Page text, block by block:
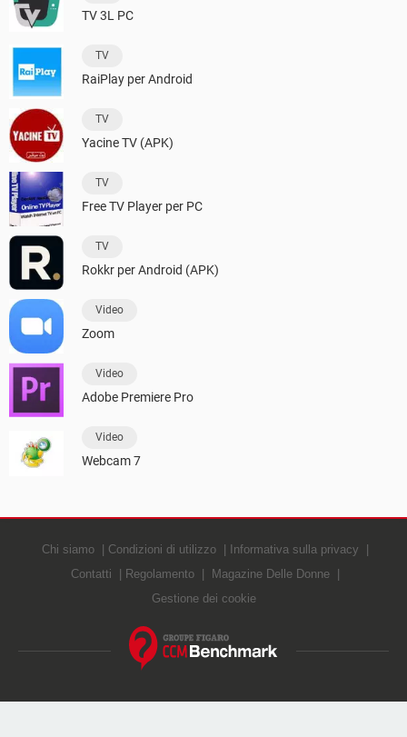
TV 3L PC
TV
RaiPlay per Android
TV
Yacine TV (APK)
TV
Free TV Player per PC
TV
Rokkr per Android (APK)
Video
Zoom
Video
Adobe Premiere Pro
Video
Webcam 7
Chi siamo Condizioni di utilizzo
Informativa sulla privacy
Contatti
Regolamento
Magazine Delle Donne
Gestione dei cookie